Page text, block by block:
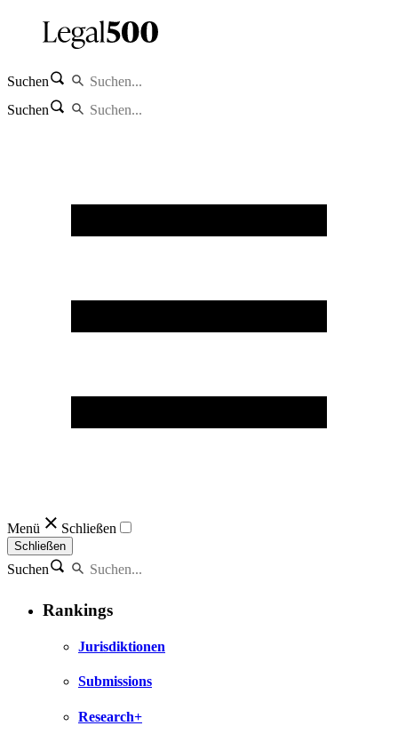
Suchen
Suchen
Menü Schließen
Schließen
Suchen
Rankings
Jurisdiktionen
Submissions
Research+